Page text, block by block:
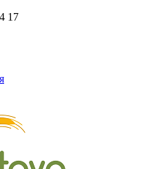
17